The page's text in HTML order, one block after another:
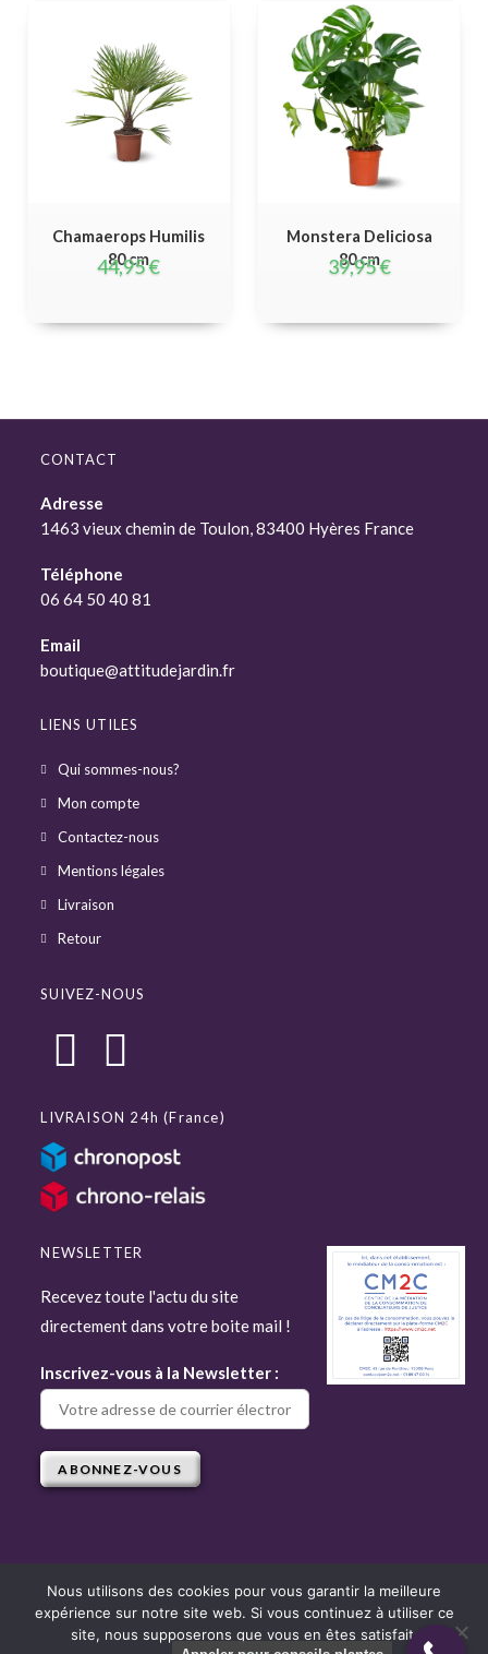
Chamaerops Humilis
80 cm
44,95€
Monstera Deliciosa
80 cm
39,95€
CONTACT
Adresse
1463 vieux chemin de Toulon, 83400 Hyères France
Téléphone
06 64 50 40 81
Email
boutique@attitudejardin.fr
LIENS UTILES
Qui sommes-nous?
Mon compte
Contactez-nous
Mentions légales
Livraison
Retour
SUIVEZ-NOUS
LIVRAISON 24h (France)
NEWSLETTER
Recevez toute l'actu du site
directement dans votre boite mail !
Inscrivez-vous à la Newsletter :
Copyright © 2022 Attitude Jardin - Tous droits réservés - Site réalisé par
Django
Nous utilisons des cookies pour vous garantir la meilleure
expérience sur notre site web. Si vous continuez à utiliser ce
site, nous supposerons que vous en êtes satisfait.